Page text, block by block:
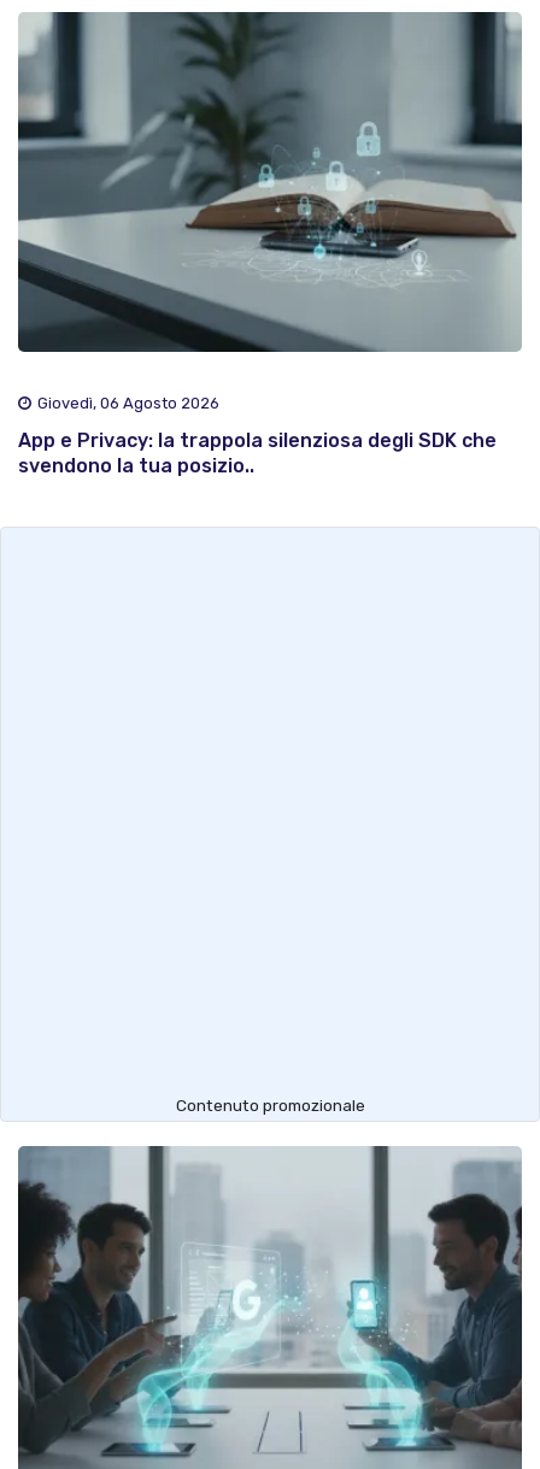
Giovedì, 06 Agosto 2026
App e Privacy: la trappola silenziosa degli SDK che
svendono la tua posizio..
Contenuto promozionale